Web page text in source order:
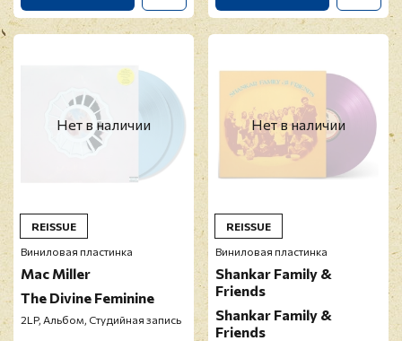
Нет в наличии
REISSUE
Виниловая пластинка
Mac Miller
The Divine Feminine
2LP, Альбом, Студийная запись
Нет в наличии
REISSUE
Виниловая пластинка
Shankar Family &
Friends
Shankar Family &
Friends